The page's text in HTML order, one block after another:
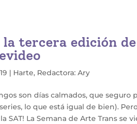
la tercera edición
| Harte, Redactora: Ary
son días calmados, que seguro
lo que está igual de bien).
SAT! La Semana de Arte Trans se